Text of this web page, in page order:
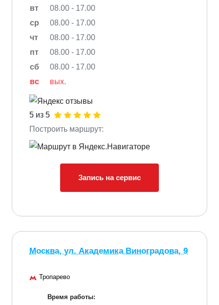
вт
08.00 - 17.00
ср
08.00 - 17.00
чт
08.00 - 17.00
пт
08.00 - 17.00
сб
08.00 - 17.00
вс
вых.
5 из 5
Построить маршрут:
Запись на сервис
Москва, ул. Академика Виноградова, 9
Тропарево
Время работы: